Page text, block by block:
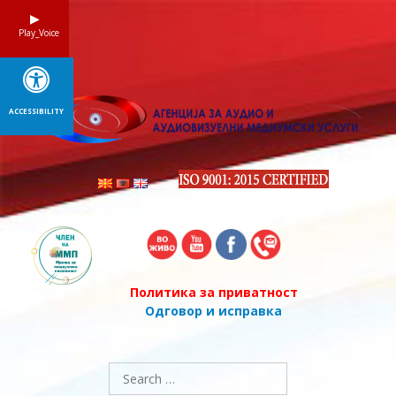
Политика за приватност
Одговор и исправка
Search
for:
Play_Voice
ACCESSIBILITY